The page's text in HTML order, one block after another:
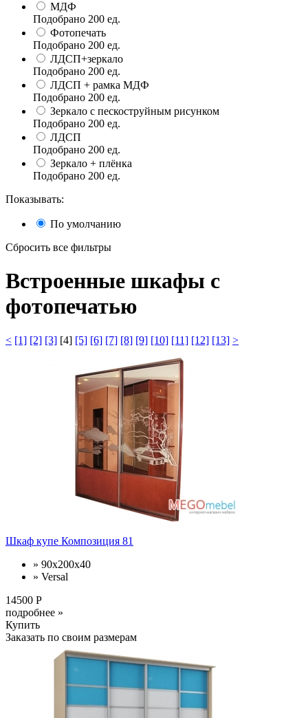
МДФ
Подобрано 200 ед.
Фотопечать
Подобрано 200 ед.
ЛДСП+зеркало
Подобрано 200 ед.
ЛДСП + рамка МДФ
Подобрано 200 ед.
Зеркало с пескоструйным рисунком
Подобрано 200 ед.
ЛДСП
Подобрано 200 ед.
Зеркало + плёнка
Подобрано 200 ед.
Показывать:
По умолчанию
Сбросить все фильтры
Встроенные шкафы с
фотопечатью
< [1] [2] [3] [4] [5] [6] [7] [8] [9] [10] [11] [12] [13] >
Шкаф купе Композиция 81
» 90x200x40
» Versal
14500 Р
подробнее »
Купить
Заказать по своим размерам